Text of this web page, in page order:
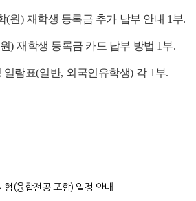
(원) 재학생 등록금 추가 납부 안내 1 부.
원)재학생 등록금 카드 납부 방법 1 부.
일람표(일반, 외국인유학생) 각 1 부.
험(융합전공 포함) 일정 안내